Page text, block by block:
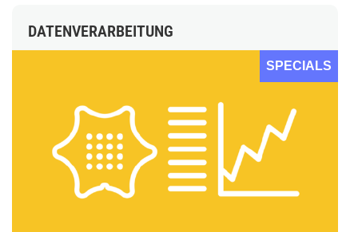
DATENVERARBEITUNG
SPECIALS